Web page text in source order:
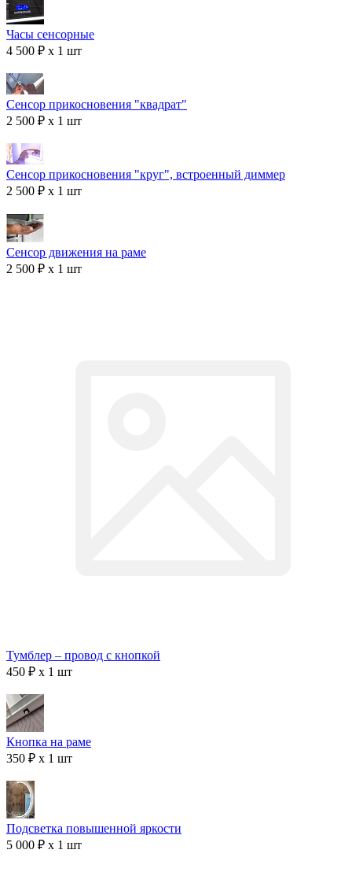
Часы сенсорные
4 500 ₽ x 1 шт
Сенсор прикосновения "квадрат"
2 500 ₽ x 1 шт
Сенсор прикосновения "круг", встроенный диммер
2 500 ₽ x 1 шт
Сенсор движения на раме
2 500 ₽ x 1 шт
Тумблер – провод с кнопкой
450 ₽ x 1 шт
Кнопка на раме
350 ₽ x 1 шт
Подсветка повышенной яркости
5 000 ₽ x 1 шт